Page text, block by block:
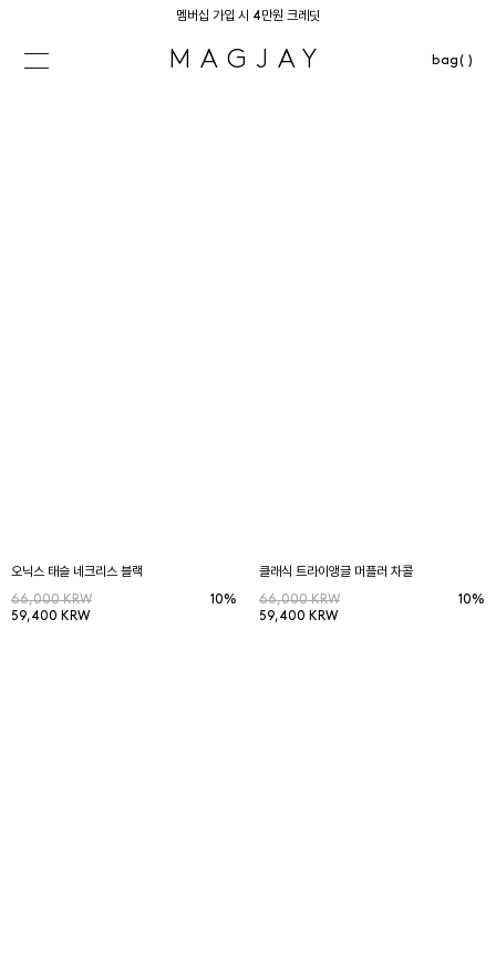
멤버십 가입 시 4만원 크레딧
MAGJAY bag( )
오닉스 태슬 네크리스 블랙
66,000 KRW
59,400 KRW
10%
클래식 트라이앵글 머플러 차콜
66,000 KRW
59,400 KRW
10%